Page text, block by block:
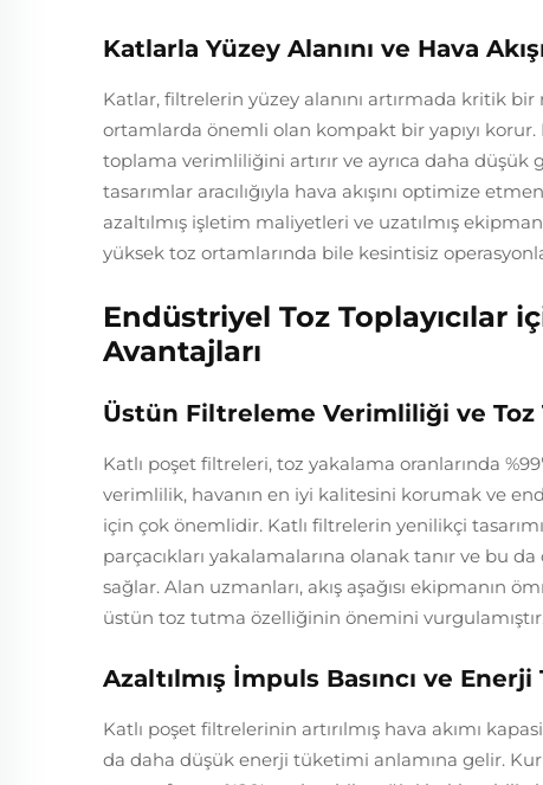
Katlarla Yüzey Alanını ve Hava
Katlar, filtrelerin yüzey alanını artırmada kritik
ortamlarda önemli olan kompakt bir yapıyı korur.
toplama verimliliğini artırır ve ayrıca daha
tasarımlar aracılığıyla hava akışını optimize
azaltılmış işletim maliyetleri ve uzatılmış
yüksek toz ortamlarında bile kesintisiz
Endüstriyel Toz Toplayıcılar
Avantajları
Üstün Filtreleme Verimliliği ve Toz
Katlı poşet filtreleri, toz yakalama oranlarında
verimlilik, havanın en iyi kalitesini korumak ve
için çok önemlidir. Katlı filtrelerin yenilikçi
parçacıkları yakalamalarına olanak tanır ve bu
sağlar. Alan uzmanları, akış aşağısı ekipmanın
üstün toz tutma özelliğinin önemini
Azaltılmış İmpuls Basıncı ve
Katlı poşet filtrelerinin artırılmış hava akımı
da daha düşük enerji tüketimi anlamına gelir.